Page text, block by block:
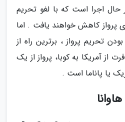
حال اجرا است که با لغو تحریم
پرواز کاهش خواهند یافت . اما
تحریم پرواز ، برترین راه از
از آمریکا به کوبا، پرواز از یک
یا پاناما است .